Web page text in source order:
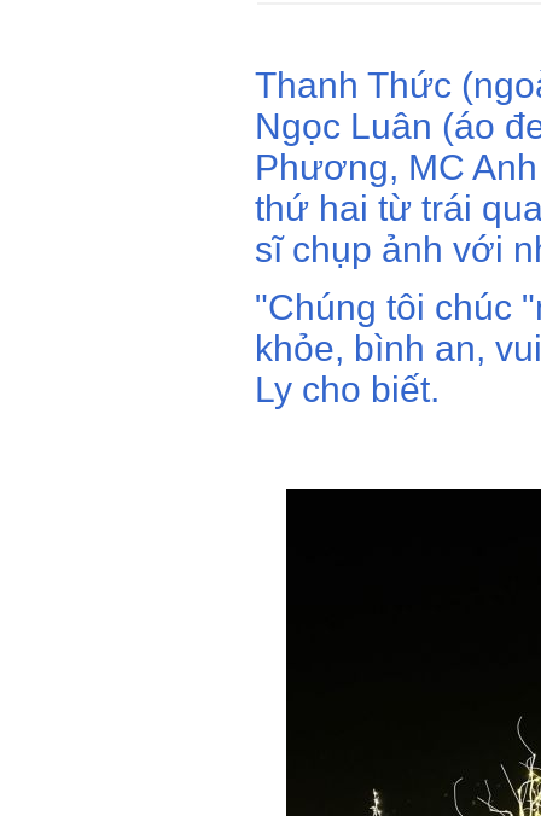
Thanh Thức
Ngọc Luân (áo
Phương, MC
thứ hai từ trái
sĩ chụp ảnh với
"Chúng tôi chúc
khỏe, bình an,
Ly cho biết.